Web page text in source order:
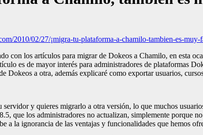
2010/02/27/¡migra-tu-plataforma-a-chamilo-tambien-es-muy-
con los artículos para migrar de Dokeos a Chamilo, en esta
es de mayor interés para administradores de plataformas
Dokeos a otra, además explicaré como exportar usuarios,
servidor y quieres migrarlo a otra versión, lo que muchos
que los administradores no actualizan, simplemente porque
a la ignorancia de las ventajas y funcionalidades que hemos